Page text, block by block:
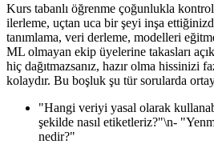
Kurs tabanlı öğrenme çoğunlukla
ilerleme, uçtan uca bir şeyi inşa
tanımlama, veri derleme, modelleri
ML olmayan ekip üyelerine takasları
hiç dağıtmazsanız, hazır olma hissinizi
kolaydır. Bu boşluk şu tür sorularda
"Hangi veriyi yasal olarak
şekilde nasıl etiketleriz?"\n-
nedir?"